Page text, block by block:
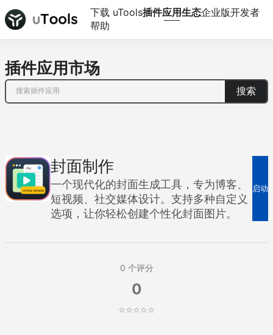
下载 uTools插件应用生态企业版开发者
帮助
插件应用市场
搜索
封面制作
一个现代化的封面生成工具，专为博客、
短视频、社交媒体设计。支持多种自定义
选项，让你轻松创建个性化封面图片。
启动
0 个评分
0